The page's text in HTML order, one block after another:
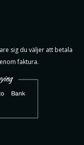
sig du väljer att betala
faktura.